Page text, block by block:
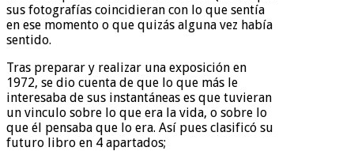
sus fotografías coincidieran con lo que sentía
en ese momento o que quizás alguna vez había
sentido.
Tras preparar y realizar una exposición en
1972, se dio cuenta de que lo que más le
interesaba de sus instantáneas es que tuvieran
un vinculo sobre lo que era la vida, o sobre lo
que él pensaba que lo era. Así pues clasificó su
futuro libro en 4 apartados;